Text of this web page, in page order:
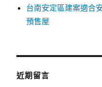
台南安定區建案適合
預售屋
近期留言